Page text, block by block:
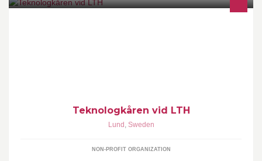
Teknologkåren vid LTH
Lund , Sweden
NON-PROFIT ORGANIZATION